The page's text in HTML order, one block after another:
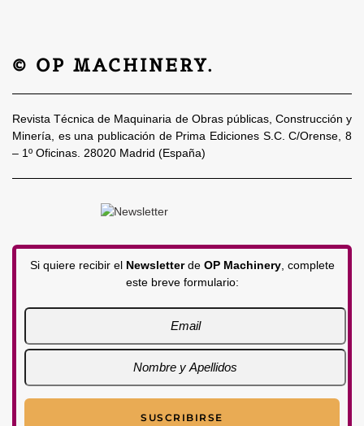
© OP MACHINERY.
Revista Técnica de Maquinaria de Obras públicas, Construcción y
Minería, es una publicación de Prima Ediciones S.C. C/Orense, 8
– 1º Oficinas. 28020 Madrid (España)
Si quiere recibir el Newsletterde OP Machinery, complete
este breve formulario: